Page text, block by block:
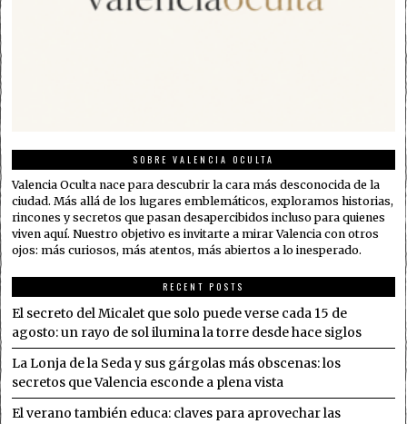
SOBRE VALENCIA OCULTA
Valencia Oculta nace para descubrir la cara más desconocida de la
ciudad. Más allá de los lugares emblemáticos, exploramos historias,
rincones y secretos que pasan desapercibidos incluso para quienes
viven aquí. Nuestro objetivo es invitarte a mirar Valencia con otros
ojos: más curiosos, más atentos, más abiertos a lo inesperado.
RECENT POSTS
El secreto del Micalet que solo puede verse cada 15 de
agosto: un rayo de sol ilumina la torre desde hace siglos
La Lonja de la Seda y sus gárgolas más obscenas: los
secretos que Valencia esconde a plena vista
El verano también educa: claves para aprovechar las